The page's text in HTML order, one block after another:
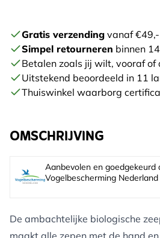
Gratis verzending vanaf €49,-
Simpel retourneren binnen
Betalen zoals jij wilt, vooraf of
Uitstekend beoordeeld in 11
Thuiswinkel waarborg
OMSCHRIJVING
Aanbevolen en goedgekeurd
Vogelbescherming Nederland
De ambachtelijke biologische
maakt alle zepen met de hand